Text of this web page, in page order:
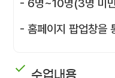
- 6명~10명(3명 미
- 홈페이지 팝업창을
수업내용